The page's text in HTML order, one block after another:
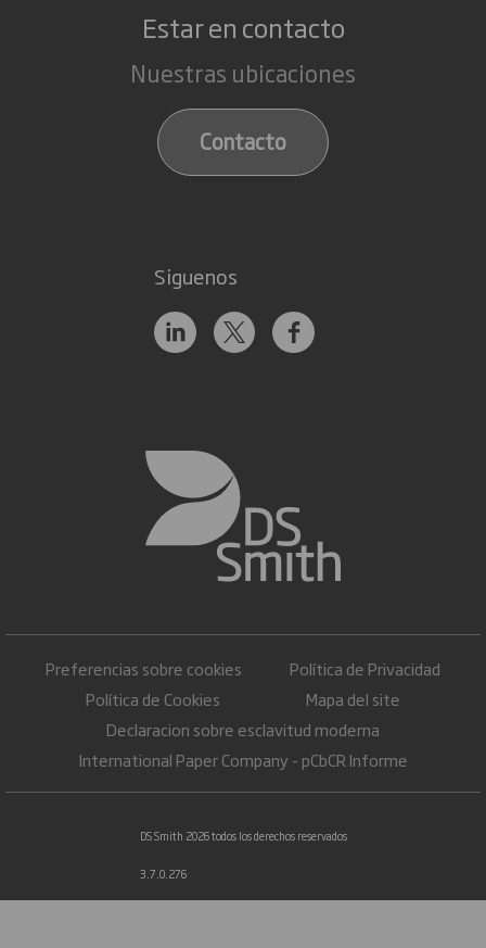
Estar en contacto
Nuestras ubicaciones
Contacto
Siguenos
Preferencias sobre cookies
Política de Privacidad
Política de Cookies
Mapa del site
Declaracion sobre esclavitud moderna
International Paper Company - pCbCR Informe
DS Smith 2026 todos los derechos reservados
3.7.0.276